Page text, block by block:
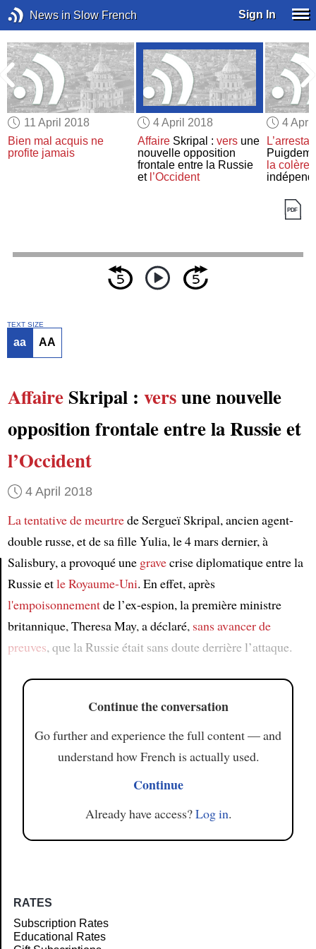
News in Slow French Sign In
11 April 2018
Bien mal acquis ne
profite jamais
4 April 2018
AffaireSkripal : versune
nouvelle opposition
frontale entre la Russie
et l’Occident
4
la colère
Article
TEXT SIZE
aa AA
AffaireSkripal : versune nouvelle
opposition frontale entre la Russie et
l’Occident
4 April 2018
La tentative de meurtrede Sergueï Skripal, ancien agent-
double russe, et de sa fille Yulia, le 4 mars dernier, à
Salisbury, a provoqué une gravecrise diplomatique entre la
Russie etle Royaume-Uni. En effet, après
l'empoisonnementde l’ex-espion, la première ministre
britannique, Theresa May, a déclaré, sans avancer de
preuves, que la Russie était sans doute derrière l’attaque.
Continue the conversation
Go further and experience the full content — and
understand how French is actually used.
Continue
Already have access?Log in.
RATES
Subscription Rates
Educational Rates